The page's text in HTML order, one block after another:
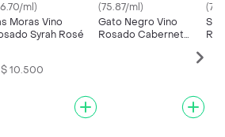
ml)
Moras Vino
Syrah Rosé
(75.87/ml)
Gato Negro Vino
Rosado Cabernet
$ 10.500